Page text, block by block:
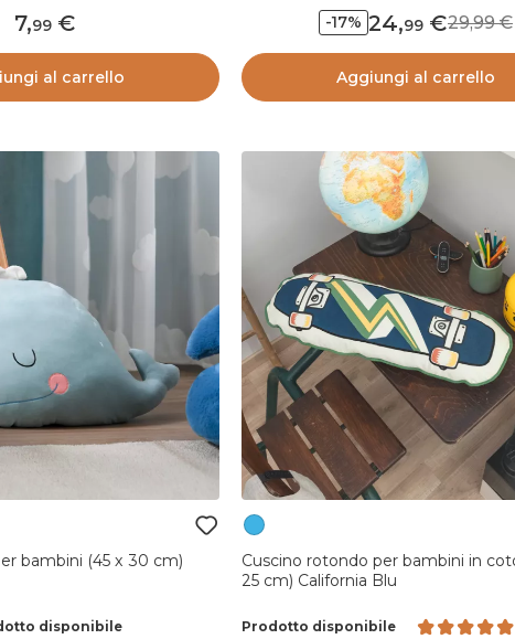
7,99
al carrello
-17% 24,99 29,99
Aggiungi al carrello
bambini (45 x 30 cm)
disponibile
Cuscino rotondo per bambini in
25 cm) California Blu
Prodotto disponibile